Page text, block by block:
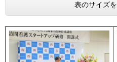
表のサイズ